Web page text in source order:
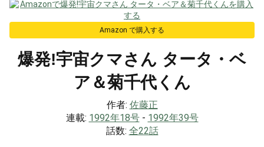
Amazon で購入する
爆発!宇宙クマさん タータ・ベ
ア＆菊千代くん
作者: 佐藤正
連載: 1992年18号- 1992年39号
話数: 全22話